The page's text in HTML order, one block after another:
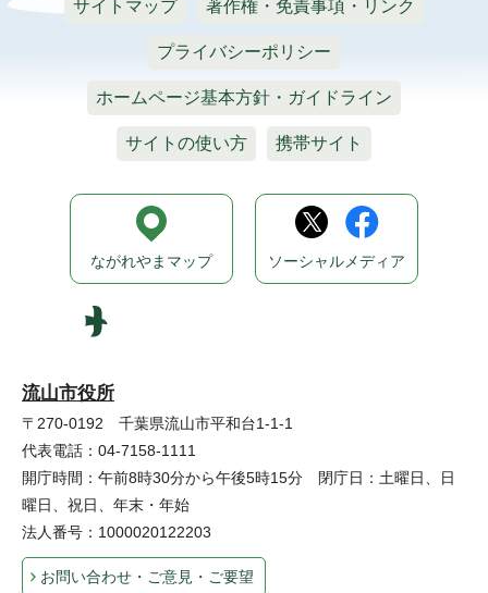
サイトマップ 著作権・免責事項・リンク
プライバシーポリシー
ホームページ基本方針・ガイドライン
サイトの使い方 携帯サイト
流山市役所
〒270-0192 千葉県流山市平和台1-1-1
代表電話：04-7158-1111
開庁時間：午前8時30分から午後5時15分 閉庁日：土曜日、日
曜日、祝日、年末・年始
法人番号：1000020122203
お問い合わせ・ご意見・ご要望
ながれやまマップ ソーシャルメディア